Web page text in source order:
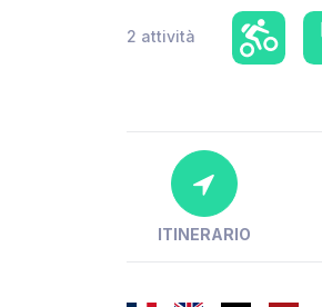
2 attività
ITINERARIO